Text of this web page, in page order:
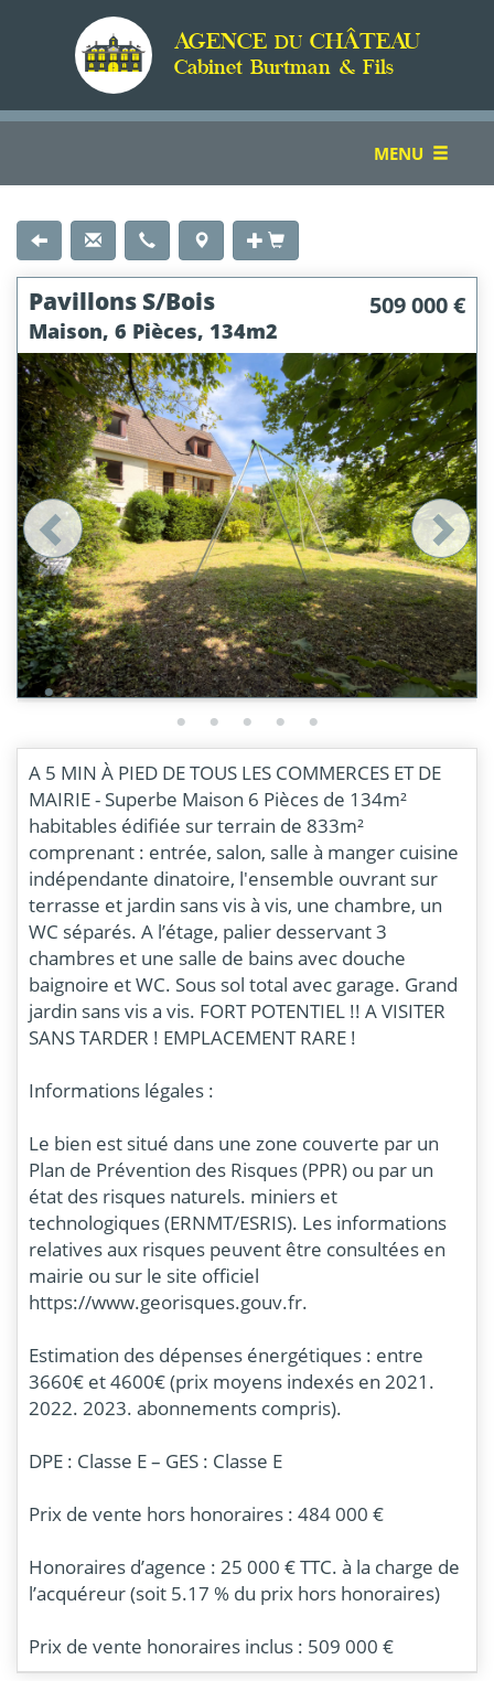
AGENCE DUCHÂTEAU
Cabinet Burtman & Fils
TOGGLE
MENU
Pavillons S/bois 509 000 €
Maison, 6 Pièces, 134m2
A 5 MIN À PIED DE TOUS LES COMMERCES ET DE
MAIRIE - Superbe Maison 6 Pièces de 134m²
habitables édifiée sur terrain de 833m²
comprenant : entrée, salon, salle à manger cuisine
indépendante dinatoire, l'ensemble ouvrant sur
terrasse et jardin sans vis à vis, une chambre, un
WC séparés. A l’étage, palier desservant 3
chambres et une salle de bains avec douche
baignoire et WC. Sous sol total avec garage. Grand
jardin sans vis a vis. FORT POTENTIEL !! A VISITER
SANS TARDER ! EMPLACEMENT RARE !
Informations légales :
Le bien est situé dans une zone couverte par un
Plan de Prévention des Risques (PPR) ou par un
état des risques naturels. miniers et
technologiques (ERNMT/ESRIS). Les informations
relatives aux risques peuvent être consultées en
mairie ou sur le site officiel
https://www.georisques.gouv.fr.
Estimation des dépenses énergétiques : entre
3660€ et 4600€ (prix moyens indexés en 2021.
2022. 2023. abonnements compris).
DPE : Classe E – GES : Classe E
Prix de vente hors honoraires : 484 000 €
Honoraires d’agence : 25 000 € TTC. à la charge de
l’acquéreur (soit 5.17 % du prix hors honoraires)
Prix de vente honoraires inclus : 509 000 €